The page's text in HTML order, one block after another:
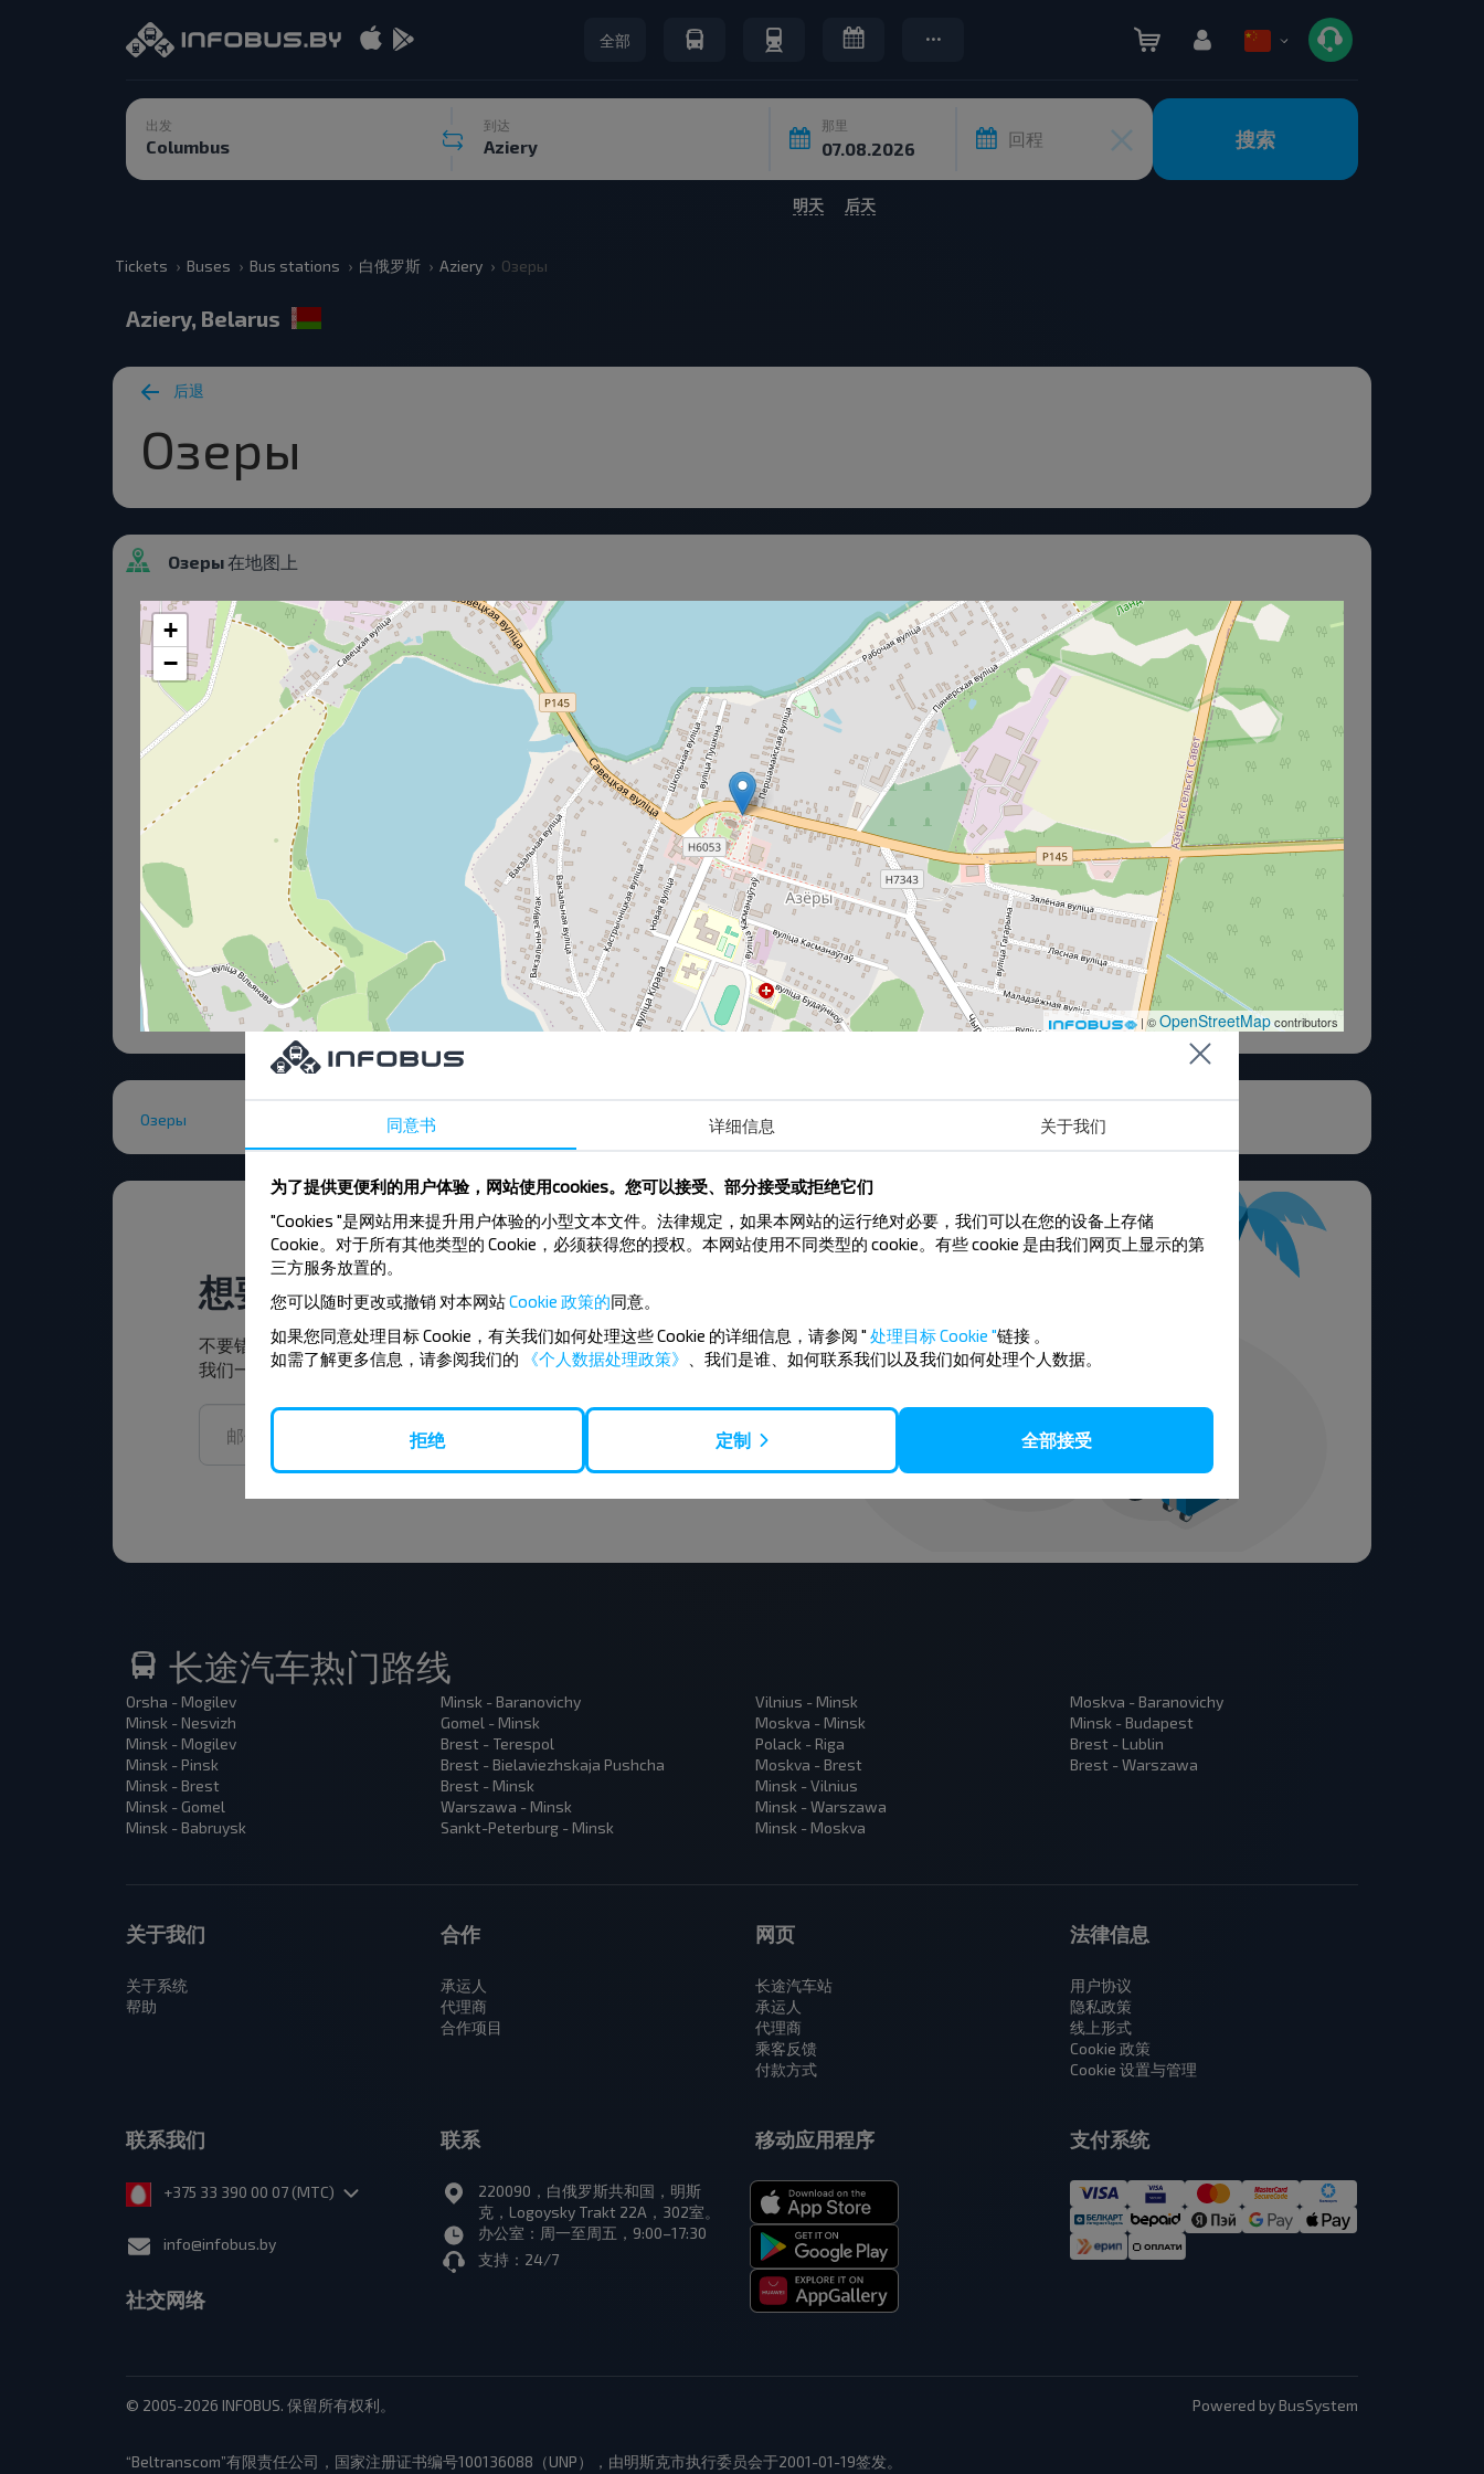
全部
出发 到达 那里
回程 搜索
明天 后天
Tickets Buses Bus stations 白俄罗斯 Aziery Озеры
Aziery, Belarus
后退
Озеры
Озеры 在地图上
+
−
| ©OpenStreetMapcontributors
Озеры
想要更便宜的旅行吗？
不要错过INFOBUS的特殊优惠，折扣和其他有趣的优惠。 订阅接收新消息，和
我们一起旅行更便宜！
长途汽车热门路线
Orsha - Mogilev
Minsk - Nesvizh
Minsk - Mogilev
Minsk - Pinsk
Minsk - Brest
Minsk - Gomel
Minsk - Babruysk
Minsk - Baranovichy
Gomel - Minsk
Brest - Terespol
Brest - Bielaviezhskaja Pushcha
Brest - Minsk
Warszawa - Minsk
Sankt-Peterburg - Minsk
Vilnius - Minsk
Moskva - Minsk
Polack - Riga
Moskva - Brest
Minsk - Vilnius
Minsk - Warszawa
Minsk - Moskva
Moskva - Baranovichy
Minsk - Budapest
Brest - Lublin
Brest - Warszawa
关于我们
关于系统
帮助
合作
承运人
代理商
合作项目
网页
长途汽车站
承运人
代理商
乘客反馈
付款方式
法律信息
用户协议
隐私政策
线上形式
Cookie 政策
Cookie 设置与管理
联系我们
+375 33 390 00 07 (МТС)
info@infobus.by
社交网络
联系
220090，白俄罗斯共和国，明斯
克，Logoysky Trakt 22A，302室。
办公室：周一至周五，9:00–17:30
支持：24/7
移动应用程序 支付系统
© 2005-2026 INFOBUS. 保留所有权利。 Powered by BusSystem
“Beltranscom”有限责任公司，国家注册证书编号100136088（UNP），由明斯克市执行委员会于2001-01-19签发。
同意书 详细信息 关于我们
为了提供更便利的用户体验，网站使用cookies。您可以接受、部分接受或拒绝它们
"Cookies "是网站用来提升用户体验的小型文本文件。法律规定，如果本网站的运行绝对必要，我们可以在您的设备上存储
Cookie。对于所有其他类型的 Cookie，必须获得您的授权。本网站使用不同类型的 cookie。有些 cookie 是由我们网页上显示的第
三方服务放置的。
您可以随时更改或撤销 对本网站Cookie 政策的同意。
如果您同意处理目标 Cookie，有关我们如何处理这些 Cookie 的详细信息，请参阅 " 处理目标 Cookie "链接 。
如需了解更多信息，请参阅我们的
《个人数据处理政策》 、我们是谁、如何联系我们以及我们如何处理个人数据。
拒绝 定制 全部接受